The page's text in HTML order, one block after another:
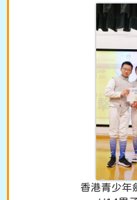
香港青少年